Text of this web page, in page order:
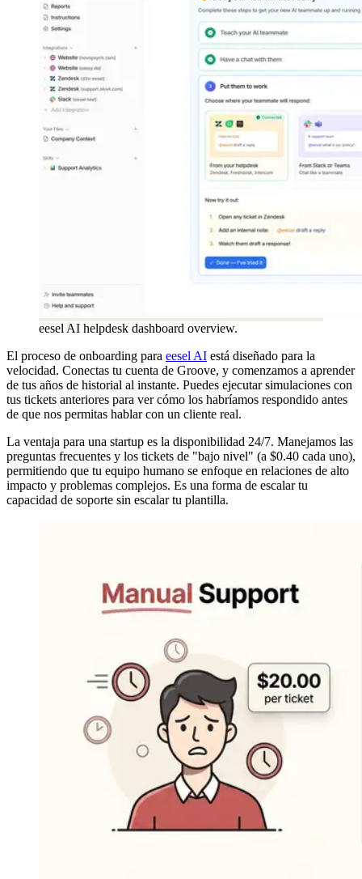
eesel AI helpdesk dashboard overview.
El proceso de onboarding para eesel AI está diseñado para la
velocidad. Conectas tu cuenta de Groove, y comenzamos a aprender
de tus años de historial al instante. Puedes ejecutar simulaciones con
tus tickets anteriores para ver cómo los habríamos respondido antes
de que nos permitas hablar con un cliente real.
La ventaja para una startup es la disponibilidad 24/7. Manejamos las
preguntas frecuentes y los tickets de "bajo nivel" (a $0.40 cada uno),
permitiendo que tu equipo humano se enfoque en relaciones de alto
impacto y problemas complejos. Es una forma de escalar tu
capacidad de soporte sin escalar tu plantilla.